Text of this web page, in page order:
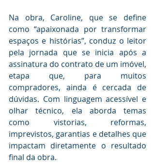
Na obra, Caroline, que se define
como “apaixonada por transformar
espaços e histórias”, conduz o leitor
pela jornada que se inicia após a
assinatura do contrato de um imóvel,
etapa que, para muitos
compradores, ainda é cercada de
dúvidas. Com linguagem acessível e
olhar técnico, ela aborda temas
como vistorias, reformas,
imprevistos, garantias e detalhes que
impactam diretamente o resultado
final da obra.